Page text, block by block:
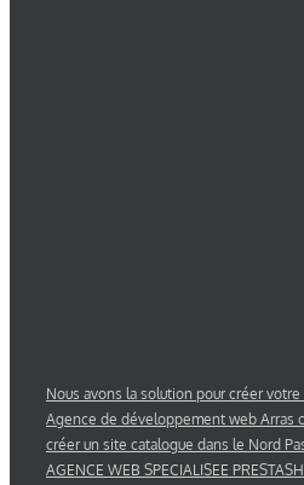
Nous avons la solution pour créer
Agence de développement web Arras
créer un site catalogue dans le Nord
AGENCE WEB SPECIALISEE